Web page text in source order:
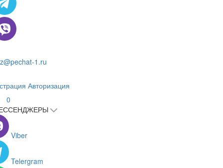
1.ru
Авторизация
0
Viber
Telergram